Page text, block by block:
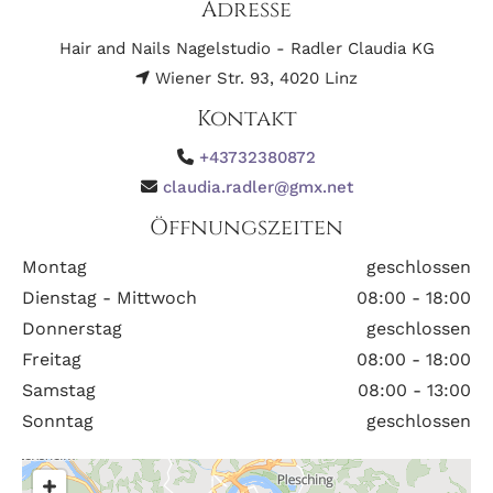
Adresse
Hair and Nails Nagelstudio - Radler Claudia KG
 Wiener Str. 93, 4020 Linz
Kontakt
 +43732380872
 claudia.radler@gmx.net
Öffnungszeiten
Montag
geschlossen
Dienstag - Mittwoch
08:00 - 18:00
Donnerstag
geschlossen
Freitag
08:00 - 18:00
Samstag
08:00 - 13:00
Sonntag
geschlossen